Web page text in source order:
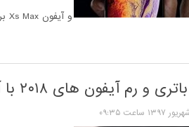
و آیفون Xs Max برترین گوشی های هوشمند هستند.
های ۲۰۱۸ با آیفون ایکس اپل